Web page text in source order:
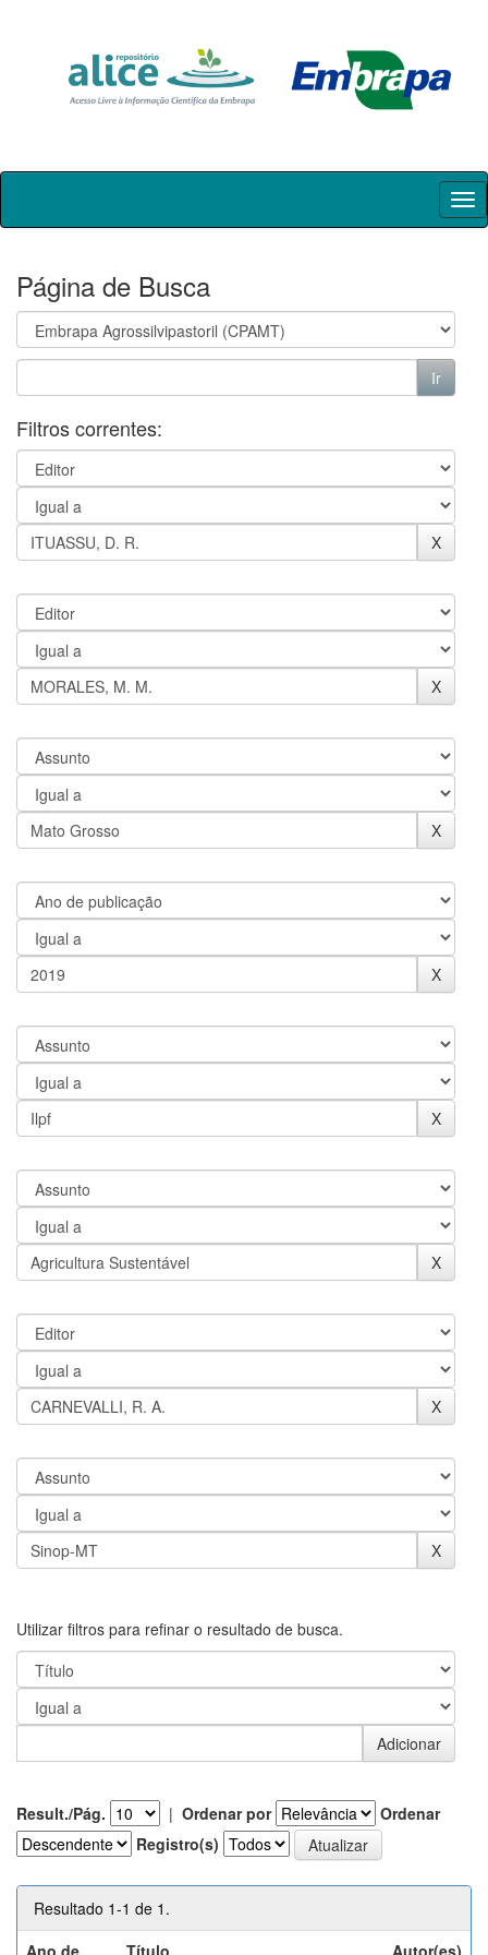
Skip
Página de Busca
Filtros correntes:
Utilizar filtros para refinar o resultado de busca.
Result./Pág. | Ordenar por
Ordenar
Registro(s)
Resultado 1-1 de 1.
Ano de
Título Autor(es)